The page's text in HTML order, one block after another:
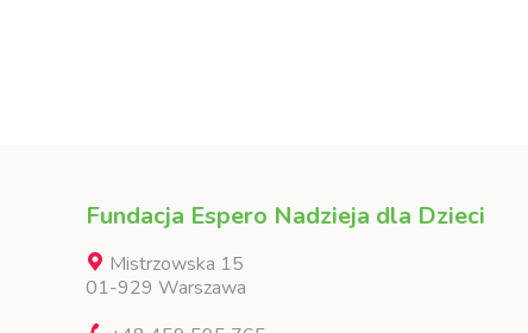
Fundacja Espero Nadzieja dla Dzieci
Mistrzowska 15
01-929 Warszawa